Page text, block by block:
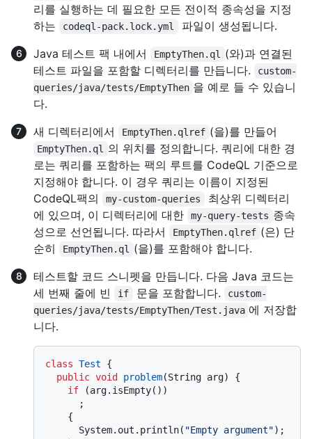
리를 실행하는 데 필요한 모든 전이적 종속성을 지정
하는
codeql-pack.lock.yml
파일이 생성됩니다.
Java 테스트 팩 내에서
EmptyThen.ql
(와)과 연결된
테스트 파일을 포함할 디렉터리를 만듭니다.
custom-
queries/java/tests/EmptyThen 을 예로 들 수 있습니
다.
새 디렉터리에서
EmptyThen.qlref (을)를 만들어
EmptyThen.ql
의 위치를 정의합니다. 쿼리에 대한 경
로는 쿼리를 포함하는 팩의 루트를 CodeQL 기준으로
지정해야 합니다. 이 경우 쿼리는 이름이 지정된
CodeQL팩의
my-custom-queries
최상위 디렉터리
에 있으며, 이 디렉터리에 대한
my-query-tests 종속
성으로 선언됩니다. 따라서
EmptyThen.qlref (은) 단
순히
EmptyThen.ql
(을)를 포함해야 합니다.
테스트할 코드 스니펫을 만듭니다. 다음 Java 코드는
세 번째 줄에 빈
if 문을 포함합니다.
custom-
queries/java/tests/EmptyThen/Test.java 에 저장합
니다.
class Test {
public void problem(String arg)
{
if (arg.isEmpty())
      System.out.println(
"Empty argument");